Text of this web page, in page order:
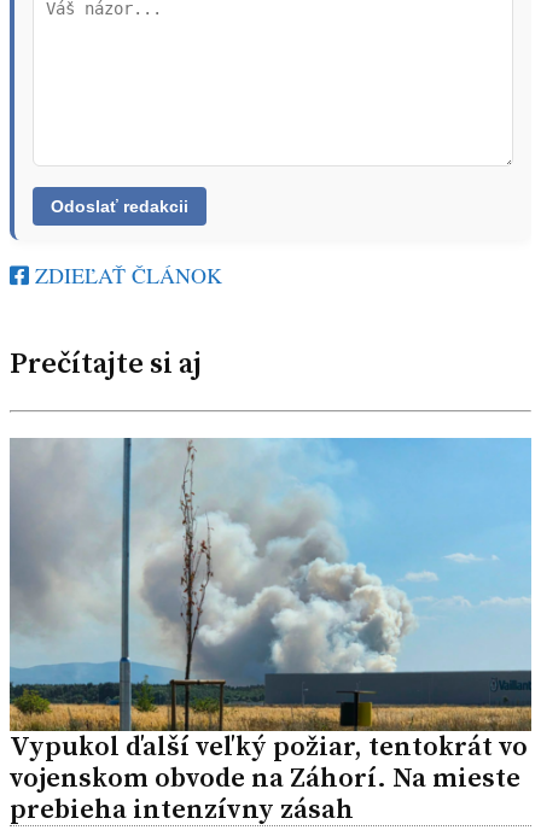
ZDIEĽAŤ ČLÁNOK
Prečítajte si aj
Vypukol ďalší veľký požiar, tentokrát vo
vojenskom obvode na Záhorí. Na mieste
prebieha intenzívny zásah